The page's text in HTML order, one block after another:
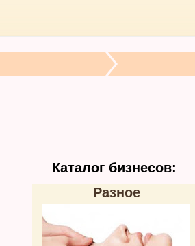
Каталог бизнесов:
Разное